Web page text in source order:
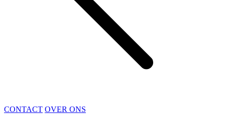
CONTACT OVER ONS